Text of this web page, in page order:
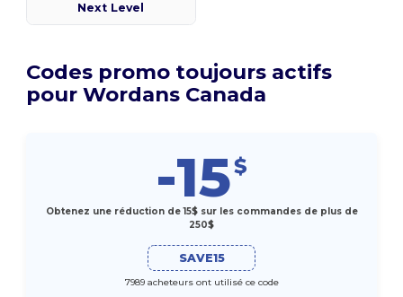
Next Level
Codes promo toujours actifs
pour Wordans Canada
-15$
Obtenez une réduction de 15$ sur les commandes de plus de
250$
SAVE15
7989 acheteurs ont utilisé ce code